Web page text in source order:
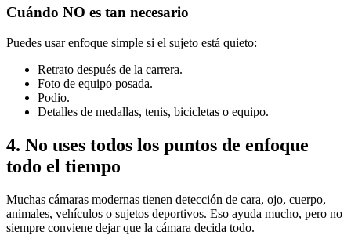
Cuándo NO es tan necesario
Puedes usar enfoque simple si el sujeto está quieto:
Retrato después de la carrera.
Foto de equipo posada.
Podio.
Detalles de medallas, tenis, bicicletas o equipo.
4. No uses todos los puntos de enfoque
todo el tiempo
Muchas cámaras modernas tienen detección de cara, ojo, cuerpo,
animales, vehículos o sujetos deportivos. Eso ayuda mucho, pero no
siempre conviene dejar que la cámara decida todo.